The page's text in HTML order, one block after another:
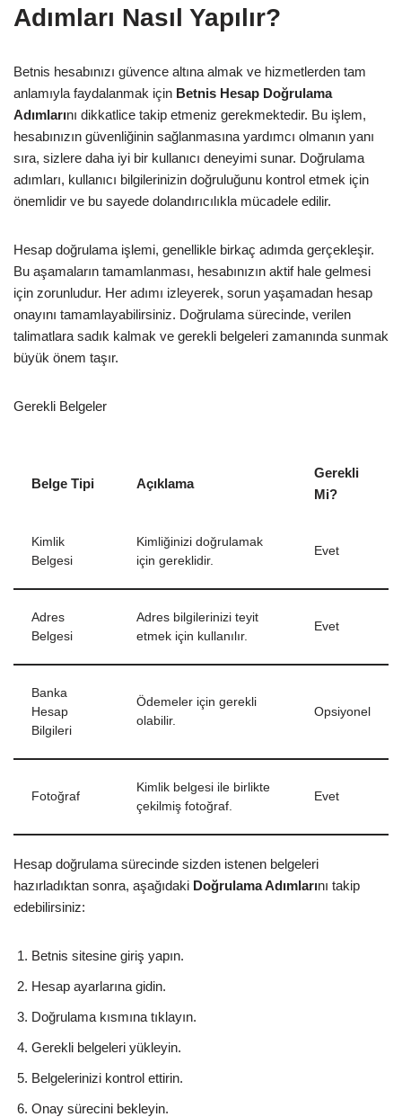
Adımları Nasıl Yapılır?
Betnis hesabınızı güvence altına almak ve hizmetlerden tam
anlamıyla faydalanmak için Betnis Hesap Doğrulama
Adımlarını dikkatlice takip etmeniz gerekmektedir. Bu işlem,
hesabınızın güvenliğinin sağlanmasına yardımcı olmanın yanı
sıra, sizlere daha iyi bir kullanıcı deneyimi sunar. Doğrulama
adımları, kullanıcı bilgilerinizin doğruluğunu kontrol etmek için
önemlidir ve bu sayede dolandırıcılıkla mücadele edilir.
Hesap doğrulama işlemi, genellikle birkaç adımda gerçekleşir.
Bu aşamaların tamamlanması, hesabınızın aktif hale gelmesi
için zorunludur. Her adımı izleyerek, sorun yaşamadan hesap
onayını tamamlayabilirsiniz. Doğrulama sürecinde, verilen
talimatlara sadık kalmak ve gerekli belgeleri zamanında sunmak
büyük önem taşır.
Gerekli Belgeler
Belge Tipi Açıklama
Gerekli
Mi?
Kimlik
Belgesi
Kimliğinizi doğrulamak
için gereklidir.
Evet
Adres
Belgesi
Adres bilgilerinizi teyit
etmek için kullanılır.
Evet
Banka
Hesap
Bilgileri
Ödemeler için gerekli
olabilir.
Opsiyonel
Fotoğraf
Kimlik belgesi ile birlikte
çekilmiş fotoğraf.
Evet
Hesap doğrulama sürecinde sizden istenen belgeleri
hazırladıktan sonra, aşağıdaki Doğrulama Adımlarını takip
edebilirsiniz:
Betnis sitesine giriş yapın.
Hesap ayarlarına gidin.
Doğrulama kısmına tıklayın.
Gerekli belgeleri yükleyin.
Belgelerinizi kontrol ettirin.
Onay sürecini bekleyin.